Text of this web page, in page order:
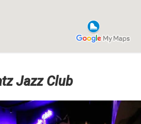
Jazz Club